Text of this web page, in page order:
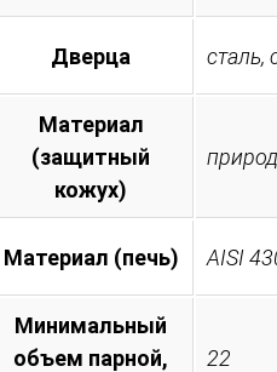
Дверца сталь,
Материал
(защитный
кожух)
Материал (печь) AISI
Минимальный
объем парной,
22